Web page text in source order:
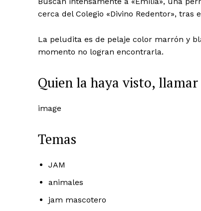
cerca del Colegio «Divino Redentor»,
La peludita es de pelaje color marrón y
momento no logran encontrarla.
Quien la haya visto, llamar
image
Temas
JAM
animales
jam mascotero